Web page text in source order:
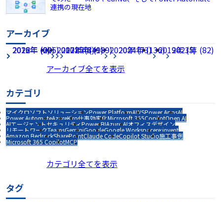
連携の現在地
アーカイブ
2026年 (225) 2025年 (189) 2024年 (136) 2023年 (82)
2022年 (60) 2021年 (49) 2020年 (73) 2019年 (5)
2018年 (2) 2017年 (8)
アーカイブ全てを表示
カテゴリ
マイクロソフトソリューションPower PlatformAWSPower AppsAI
Power AutomateAzureKiro仕事効率化Microsoft 365CopilotOpen AI
AIエージェントセキュリティPower BIAzure AIオフィスデザイン
リモートワークTeamsGeminiGoogleGoogle Workspacere:invent
Amazon BedrockSharePointClaude CodeCopilot Studio施工事例
Microsoft 365 CopilotMCP
カテゴリ全てを表示
タグ